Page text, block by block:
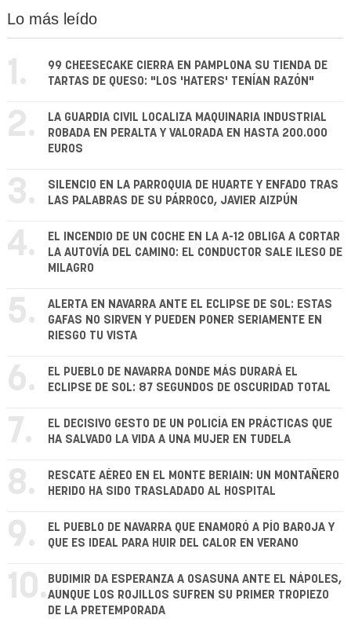
Lo más leído
1.
99 CHEESECAKE CIERRA EN PAMPLONA SU TIENDA DE
TARTAS DE QUESO: "LOS 'HATERS' TENÍAN RAZÓN"
2.
LA GUARDIA CIVIL LOCALIZA MAQUINARIA INDUSTRIAL
ROBADA EN PERALTA Y VALORADA EN HASTA 200.000
EUROS
3.
SILENCIO EN LA PARROQUIA DE HUARTE Y ENFADO TRAS
LAS PALABRAS DE SU PÁRROCO, JAVIER AIZPÚN
4.
EL INCENDIO DE UN COCHE EN LA A-12 OBLIGA A CORTAR
LA AUTOVÍA DEL CAMINO: EL CONDUCTOR SALE ILESO DE
MILAGRO
5.
ALERTA EN NAVARRA ANTE EL ECLIPSE DE SOL: ESTAS
GAFAS NO SIRVEN Y PUEDEN PONER SERIAMENTE EN
RIESGO TU VISTA
6.
EL PUEBLO DE NAVARRA DONDE MÁS DURARÁ EL
ECLIPSE DE SOL: 87 SEGUNDOS DE OSCURIDAD TOTAL
7.
EL DECISIVO GESTO DE UN POLICÍA EN PRÁCTICAS QUE
HA SALVADO LA VIDA A UNA MUJER EN TUDELA
8.
RESCATE AÉREO EN EL MONTE BERIAIN: UN MONTAÑERO
HERIDO HA SIDO TRASLADADO AL HOSPITAL
9.
EL PUEBLO DE NAVARRA QUE ENAMORÓ A PÍO BAROJA Y
QUE ES IDEAL PARA HUIR DEL CALOR EN VERANO
10. BUDIMIR DA ESPERANZA A OSASUNA ANTE EL NÁPOLES,
AUNQUE LOS ROJILLOS SUFREN SU PRIMER TROPIEZO
DE LA PRETEMPORADA